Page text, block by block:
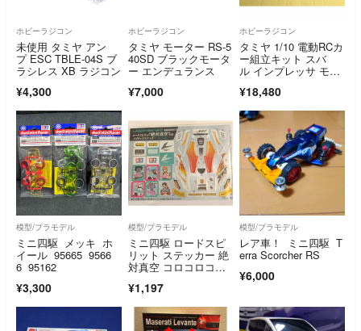
ホビーラジコン
未使用 タミヤ アン
プ ESC TBLE-04S ブ
ラシレス XB ラジコン
¥4,300
ホビーラジコン
タミヤ モーター RS-5
40SD ブラックモータ
ー エンデュランス
¥7,000
ホビーラジコン
タミヤ 1/10 電動RCカ
ー組立キット スバ
ル インプレッサ モン
ジコン IMPREZA RC
¥18,480
模型/プラモデル
ミニ四駆 メッキ ホ
イール 95665 9566
6 95162
¥3,300
模型/プラモデル
ミニ四駆 ロードスピ
リット ステッカー 絶
対真空 コロコロコミ
YA デカール レア
¥1,197
模型/プラモデル
レア車！ ミニ四駆 T
erra Scorcher RS
¥6,000